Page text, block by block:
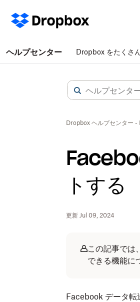
ヘルプセンター Dropbox をたくさ
Dropbox ヘルプセンター -
トする
更新 Jul 09, 2024
この記事では
できる機能に
Facebook データ転